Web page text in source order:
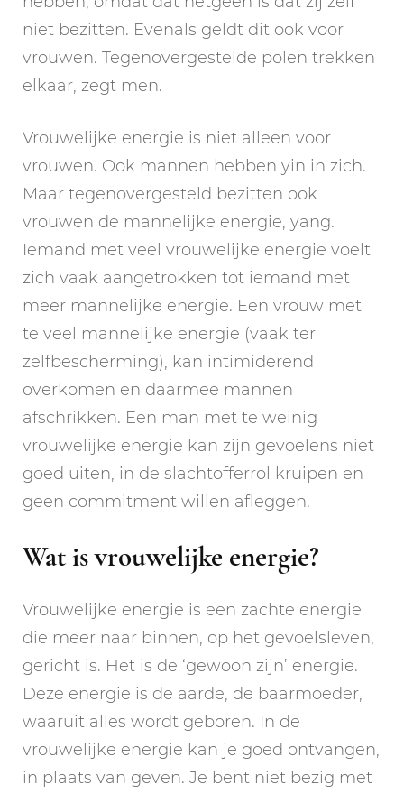
niet bezitten. Evenals geldt dit ook voor
vrouwen. Tegenovergestelde polen trekken
elkaar, zegt men.
Vrouwelijke energie is niet alleen voor
vrouwen. Ook mannen hebben yin in zich.
Maar tegenovergesteld bezitten ook
vrouwen de mannelijke energie, yang.
Iemand met veel vrouwelijke energie voelt
zich vaak aangetrokken tot iemand met
meer mannelijke energie. Een vrouw met
te veel mannelijke energie (vaak ter
zelfbescherming), kan intimiderend
overkomen en daarmee mannen
afschrikken. Een man met te weinig
vrouwelijke energie kan zijn gevoelens niet
goed uiten, in de slachtofferrol kruipen en
geen commitment willen afleggen.
Wat is vrouwelijke energie?
Vrouwelijke energie is een zachte energie
die meer naar binnen, op het gevoelsleven,
gericht is. Het is de ‘gewoon zijn’ energie.
Deze energie is de aarde, de baarmoeder,
waaruit alles wordt geboren. In de
vrouwelijke energie kan je goed ontvangen,
in plaats van geven. Je bent niet bezig met